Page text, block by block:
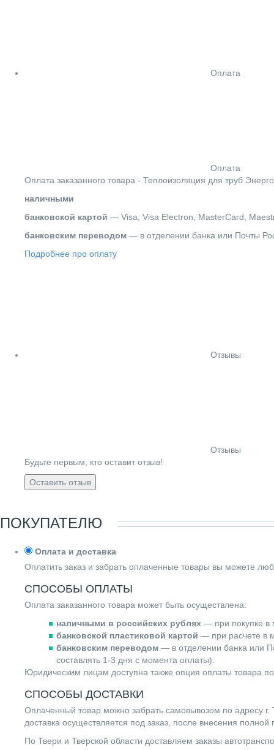
Оплата
Оплата
Оплата заказанного товара - Теплоизоляция для труб
наличными
банковской картой — Visa, Visa Electron, MasterCard,
банковским переводом — в отделении банка или Почты
Подробнее про оплату
Отзывы
Отзывы
Будьте первым, кто оставит отзыв!
Оставить отзыв
ПОКУПАТЕЛЮ
Оплата и доставка
Оплатить заказ и забрать оплаченные товары вы можете
СПОСОБЫ ОПЛАТЫ
Оплата заказанного товара может быть осуществлена:
наличными в российских рублях — при покупке в
банковской пластиковой картой — при расчете в
банковским переводом — в отделении банка или
составлять 1-3 дня с момента оплаты).
Юридическим лицам доступна также опция оплаты товара
СПОСОБЫ ДОСТАВКИ
Оплаченный товар можно забрать самовывозом по адресу г.
доставка осуществляется под заказ, после внесения полной
По Твери и Тверской области доставляем заказы